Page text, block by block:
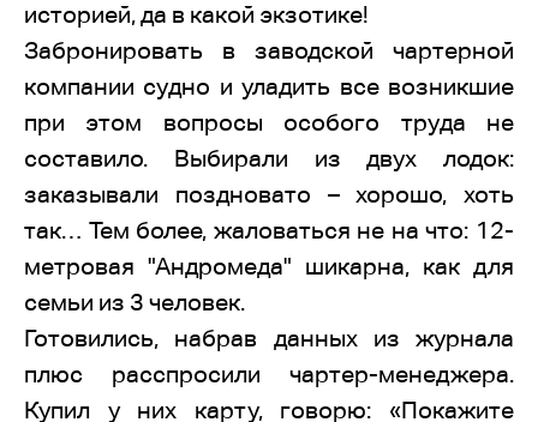
историей, да в какой экзотике!
Забронировать в заводской чартерной
компании судно и уладить все возникшие
при этом вопросы особого труда не
составило. Выбирали из двух лодок:
заказывали поздновато – хорошо, хоть
так… Тем более, жаловаться не на что: 12-
метровая "Андромеда" шикарна, как для
семьи из 3 человек.
Готовились, набрав данных из журнала
плюс расспросили чартер-менеджера.
Купил у них карту, говорю: «Покажите